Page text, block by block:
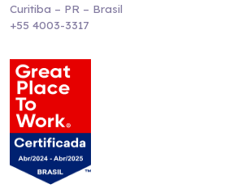
Curitiba – PR – Brasil
+55 4003-3317